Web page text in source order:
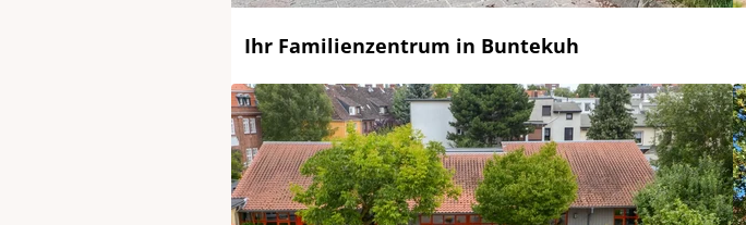
Ihr Familienzentrum in Buntekuh